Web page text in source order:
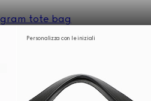
Personalizza con le iniziali